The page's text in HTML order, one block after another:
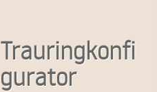
Trauringkonfi
gurator